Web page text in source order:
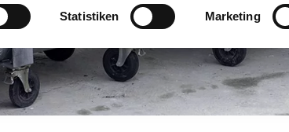
wird dabei an externe Server übertragen. Über
auf deren Seiten informieren. Wir speichern Ihre
jederzeit widerrufen. Näheres
.
Statistiken Marketing